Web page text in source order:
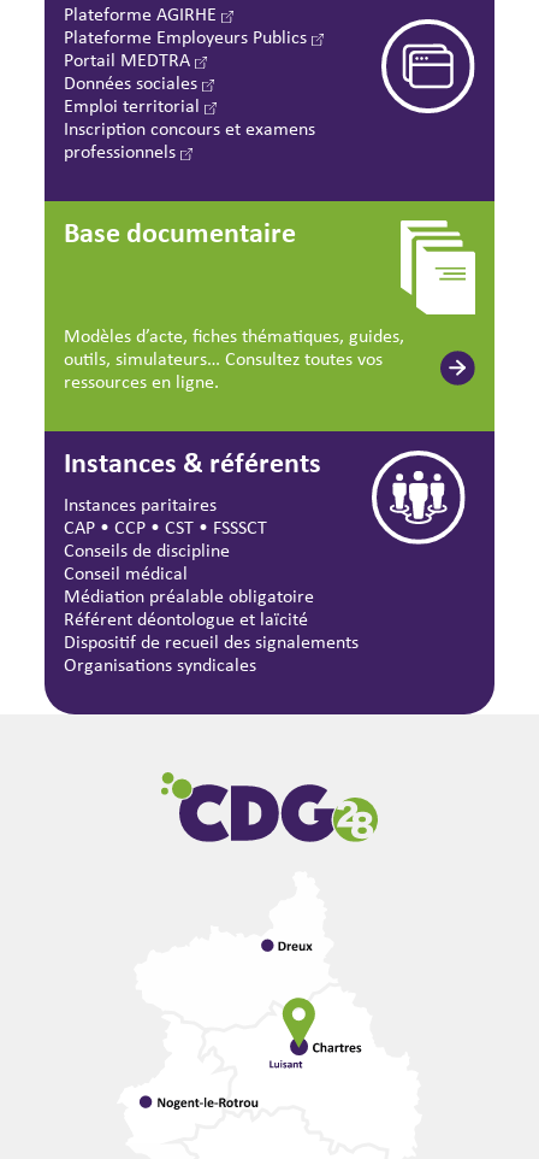
Plateforme AGIRHE
Plateforme Employeurs Publics
Portail MEDTRA
Données sociales
Emploi territorial
Inscription concours et examens
professionnels
Base documentaire
Modèles d’acte, fiches thématiques, guides,
outils, simulateurs… Consultez toutes vos
ressources en ligne.
Instances & référents
Instances paritaires
CAP •CCP •CST • FSSSCT
Conseils de discipline
Conseil médical
Médiation préalable obligatoire
Référent déontologue et laïcité
Dispositif de recueil des signalements
Organisations syndicales